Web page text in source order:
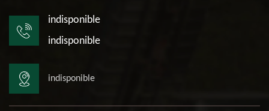
indisponible
indisponible
indisponible